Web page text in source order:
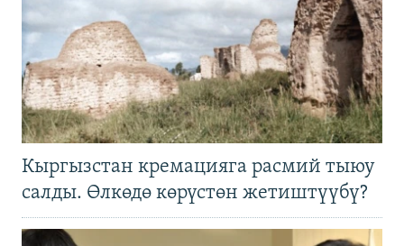
Кыргызстан кремацияга расмий тыюу
салды. Өлкөдө көрүстөн жетиштүүбү?